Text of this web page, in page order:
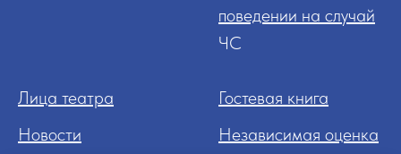
поведении на случай
ЧС
Лица театра
Новости
Гостевая книга
Независимая оценка